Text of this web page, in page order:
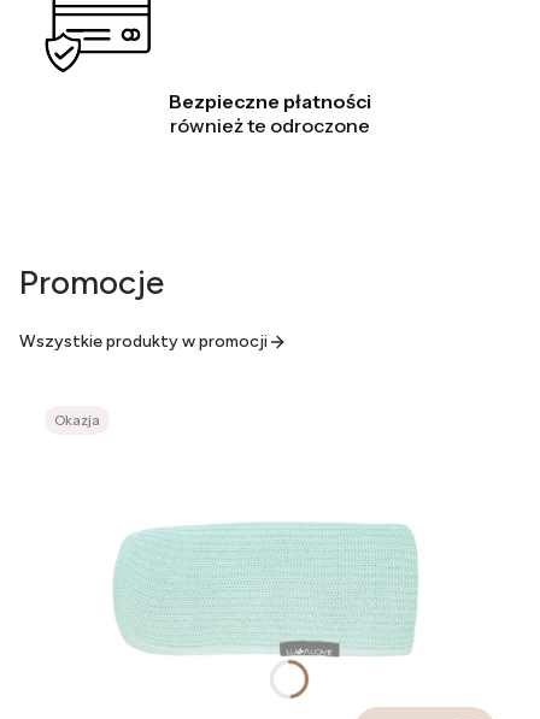
Bezpieczne płatności
również te odroczone
Promocje
Wszystkie produkty w promocji
Okazja